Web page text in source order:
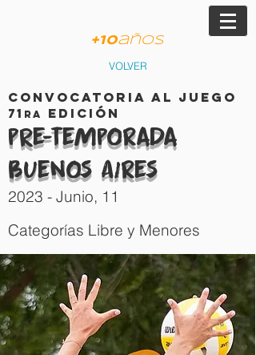
+10años
VOLVER
Convocatoria al Juego
71 ra edición
PRe-temPorada
Buenos Aires
2023 - Junio, 11
Categorías Libre y Menores